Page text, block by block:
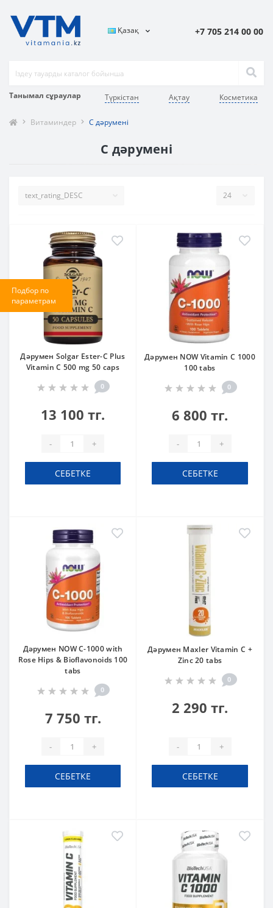
Подбор по
параметрам
Танымал сұраулар Түркістан Ақтау Косметика
Қазақ +7 705 214 00 00
Витаминдер С дәрумені
С дәрумені
Дәрумен Solgar Ester-C Plus
Vitamin C 500 mg 50 caps
0
13 100 тг.
- +
СЕБЕТКЕ
Дәрумен NOW Vitamin C 1000
100 tabs
0
6 800 тг.
- +
СЕБЕТКЕ
Дәрумен NOW C-1000 with
Rose Hips & Bioflavonoids 100
tabs
0
7 750 тг.
- +
СЕБЕТКЕ
Дәрумен Maxler Vitamin C +
Zinc 20 tabs
0
2 290 тг.
- +
СЕБЕТКЕ